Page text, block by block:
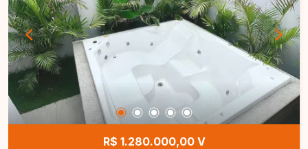
pista de caminhada, fiação subterrânea.
R$ 1.280.000,00 V